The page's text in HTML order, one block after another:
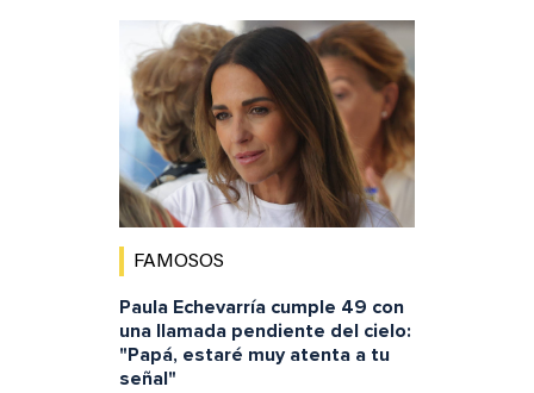
FAMOSOS
Paula Echevarría cumple 49 con
una llamada pendiente del cielo:
"Papá, estaré muy atenta a tu
señal"